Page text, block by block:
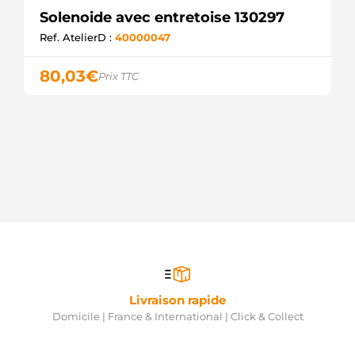
Solenoide avec entretoise 130297
Ref. AtelierD : 40000047
80,03€Prix TTC
Livraison rapide
Domicile | France & International | Click & Collect